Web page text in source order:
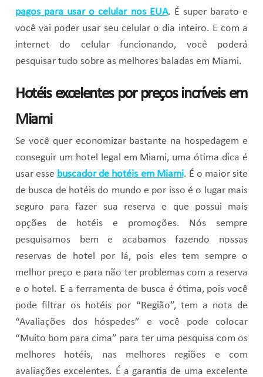
pagos para usar o celular nos EUA. É super barato e
você vai poder usar seu celular o dia inteiro. E com a
internet do celular funcionando, você poderá
pesquisar tudo sobre as melhores baladas em Miami.
Hotéis excelentes por preços incríveis em
Miami
Se você quer economizar bastante na hospedagem e
conseguir um hotel legal em Miami, uma ótima dica é
usar esse buscador de hotéis em Miami. É o maior site
de busca de hotéis do mundo e por isso é o lugar mais
seguro para fazer sua reserva e que possui mais
opções de hotéis e promoções. Nós sempre
pesquisamos bem e acabamos fazendo nossas
reservas de hotel por lá, pois eles tem sempre o
melhor preço e para não ter problemas com a reserva
e o hotel. E a ferramenta de busca é ótima, pois você
pode filtrar os hotéis por “Região”, tem a nota de
“Avaliações dos hóspedes” e você pode colocar
“Muito bom para cima” para ter uma pesquisa com os
melhores hotéis, nas melhores regiões e com
avaliações excelentes. É a garantia de uma excelente